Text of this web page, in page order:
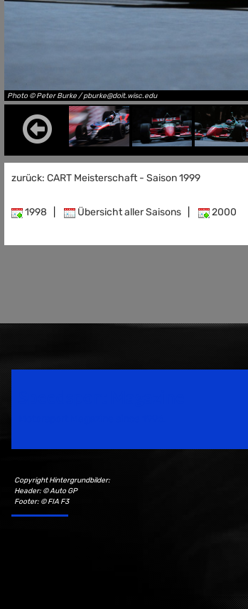
Photo © Peter Burke / pburke@doit.wisc.edu
zurück: CART Meisterschaft - Saison 1999
1998 Übersicht aller Saisons 2000
Copyright Hintergrundbilder:
Header: © Auto GP
Footer: © FIA F3